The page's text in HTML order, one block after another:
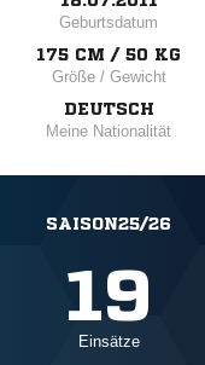
Geburtsdatum
175 CM / 50 KG
Größe / Gewicht
DEUTSCH
Meine Nationalität
SAISON25/26
19
Einsätze